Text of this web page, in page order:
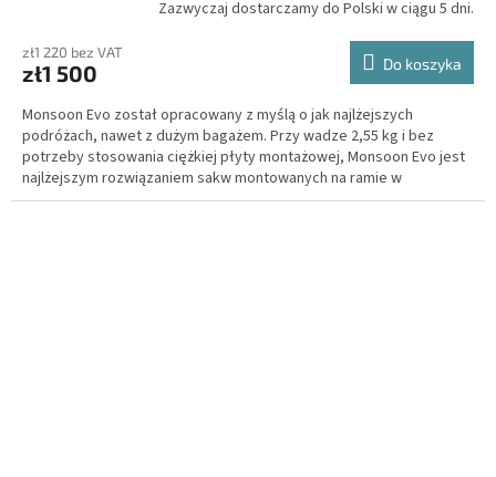
I
S
Zazwyczaj dostarczamy do Polski w ciągu 5 dni.
zł1 220 bez VAT
zł1 500 Do koszyka
Monsoon Evo został opracowany z myślą o jak najlżejszych
podróżach, nawet z dużym bagażem. Przy wadze 2,55 kg i bez
potrzeby stosowania ciężkiej płyty montażowej, Monsoon Evo jest
najlżejszym rozwiązaniem sakw montowanych na ramie w
segmencie wysokiej jakości.